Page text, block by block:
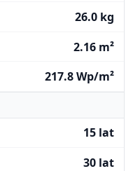
26.0 kg
2.16 m²
217.8 Wp/m²
15 lat
30 lat